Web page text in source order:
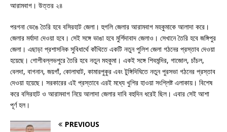
আরামবাগ। উত্তর ২৪
পরগনা ভেঙে তৈরি হবে বসিরহাট জেলা। হুগলি জেলার আরামবাগ মহকুমাকে আলাদা করে।
জেলার মর্যাদা দেওয়া হবে। সেই সঙ্গে ভাঙা হবে মুর্শিদাবাদ জেলাও। সেখানে তৈরি হবে জঙ্গিপুর
জেলা। এছাড়া প্রশাসনিক সুবিধার্থে কাঁথিতে একটি নতুন পুলিশ জেলা গঠনের প্রস্তাব দেওয়া
হয়েছে। গোপীবল্লভপুরে তৈরি হবে নতুন মহকুমা। একই সঙ্গে শিবমন্দির, গাজোল, চাঁচল,
বেলদা, বাগনান, জয়গাঁ, কোলাঘাট, কামারপুকুর এবং টুঙ্গিদিঘিতে নতুন পুরসভা গঠনের প্রস্তাব
দেওয়া হয়েছে। সরকারের এই প্রস্তাবে এরই মধ্যে খুশির হাওয়া সংশ্লিষ্ট এলাকায়। বিশেষ
করে বসিরহাট ও আরামবাগ নিয়ে আলাদা জেলার দাবি বহুদিন ধরেই ছিল। এবার সেই আশা
পূর্ণ হল।
PREVIOUS